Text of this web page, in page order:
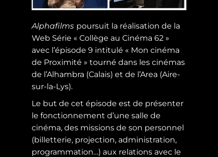
Alphafilms poursuit la réalisation de la
Web Série « Collège au Cinéma 62 »
avec l’épisode 9 intitulé « Mon cinéma
de Proximité » tourné dans les cinémas
de l’Alhambra (Calais) et de l’Area (Aire-
sur-la-Lys).
Le but de cet épisode est de présenter
le fonctionnement d’une salle de
cinéma, des missions de son personnel
(billetterie, projection, administration,
programmation…) aux relations avec le